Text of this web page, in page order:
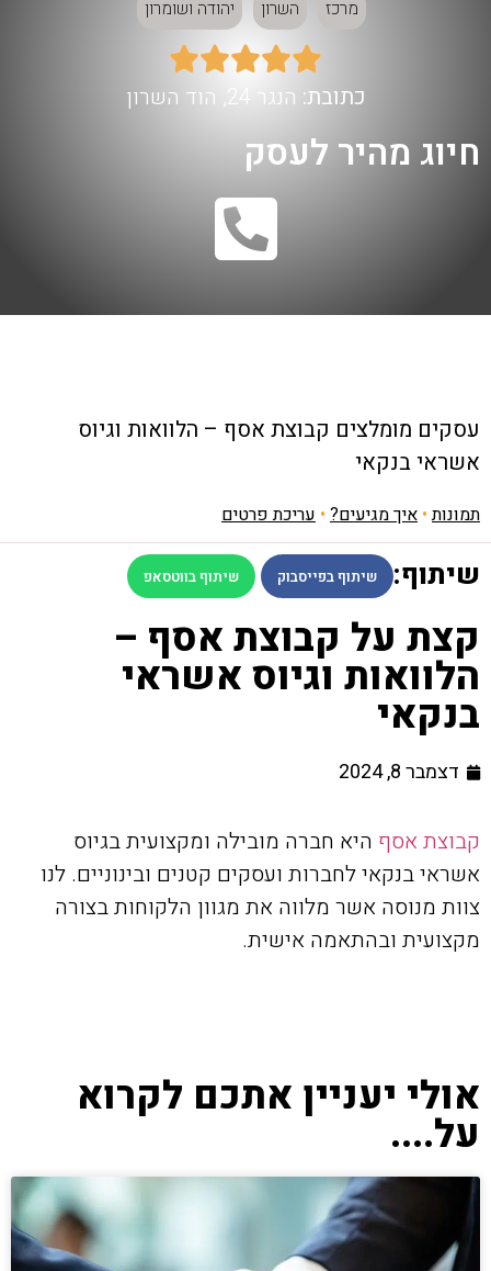
מרכז השרון יהודה ושומרון





כתובת: הנגר 24, הוד השרון
חיוג מהיר לעסק
עסקים מומלצים קבוצת אסף – הלוואות וגיוס
אשראי בנקאי
תמונות• איך מגיעים? • עריכת פרטים
שיתוף: שיתוף בפייסבוק שיתוף בווטסאפ
קצת על קבוצת אסף –
הלוואות וגיוס אשראי
בנקאי
דצמבר 8, 2024
קבוצת אסף היא חברה מובילה ומקצועית בגיוס
אשראי בנקאי לחברות ועסקים קטנים ובינוניים. לנו
צוות מנוסה אשר מלווה את מגוון הלקוחות בצורה
מקצועית ובהתאמה אישית.
אולי יעניין אתכם לקרוא
על....